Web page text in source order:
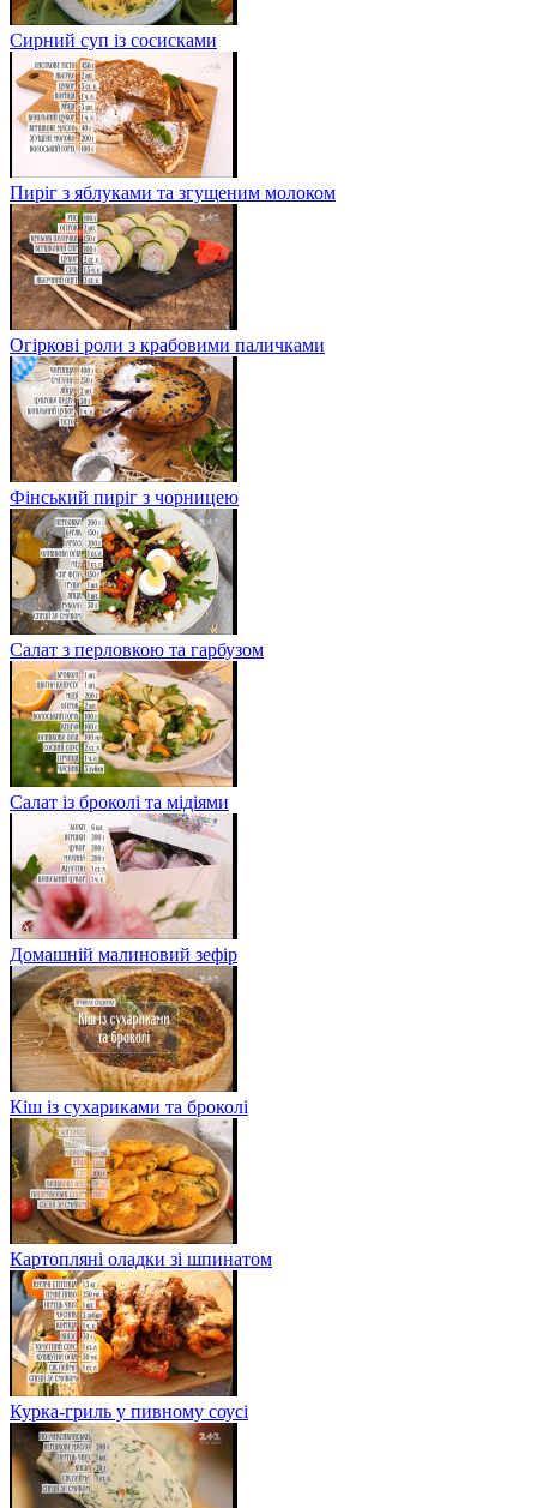
Сирний суп із сосисками
Пиріг з яблуками та згущеним молоком
Огіркові роли з крабовими паличками
Фінський пиріг з чорницею
Салат з перловкою та гарбузом
Салат із броколі та мідіями
Домашній малиновий зефір
Кіш із сухариками та броколі
Картопляні оладки зі шпинатом
Курка-гриль у пивному соусі